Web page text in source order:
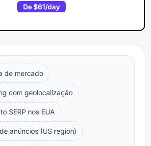
De$61/day
de mercado
com geolocalização
SERP nos EUA
anúncios (US region)